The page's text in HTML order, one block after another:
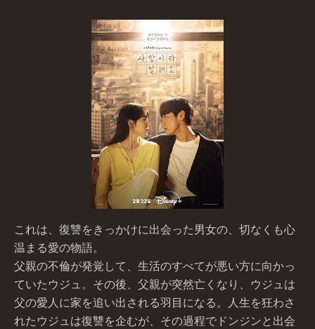
これは、復讐をきっかけに出会った男女の、切なくも心
温まる愛の物語。
父親の不倫が発覚して、生活のすべてが悪い方に向かっ
ていたウジュ。その後、父親が突然亡くなり、ウジュは
父の愛人に家を追い出される羽目になる。人生を狂わさ
れたウジュは復讐を企むが、その過程でドンジンと出会